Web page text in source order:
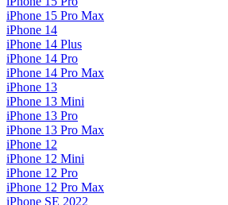
iPhone 15 Pro Max
iPhone 14
iPhone 14 Plus
iPhone 14 Pro
iPhone 14 Pro Max
iPhone 13
iPhone 13 Mini
iPhone 13 Pro
iPhone 13 Pro Max
iPhone 12
iPhone 12 Mini
iPhone 12 Pro
iPhone 12 Pro Max
iPhone SE 2022